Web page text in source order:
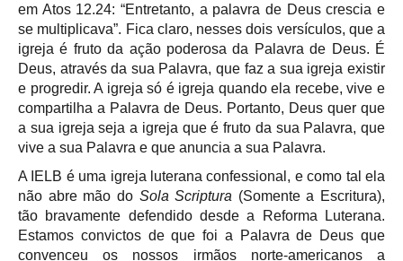
em Atos 12.24: “Entretanto, a palavra de Deus crescia e
se multiplicava”. Fica claro, nesses dois versículos, que a
igreja é fruto da ação poderosa da Palavra de Deus. É
Deus, através da sua Palavra, que faz a sua igreja existir
e progredir. A igreja só é igreja quando ela recebe, vive e
compartilha a Palavra de Deus. Portanto, Deus quer que
a sua igreja seja a igreja que é fruto da sua Palavra, que
vive a sua Palavra e que anuncia a sua Palavra.
A IELB é uma igreja luterana confessional, e como tal ela
não abre mão do Sola Scriptura (Somente a Escritura),
tão bravamente defendido desde a Reforma Luterana.
Estamos convictos de que foi a Palavra de Deus que
convenceu os nossos irmãos norte-americanos a